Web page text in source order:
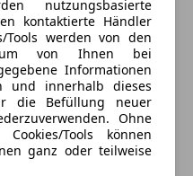
nutzungsbasierte
kontaktierte Händler
Tools werden von den
um von Ihnen bei
Informationen
und innerhalb dieses
die Befüllung neuer
Ohne
Tools können
ganz oder teilweise